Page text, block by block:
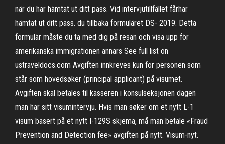
när du har hämtat ut ditt pass. Vid intervjutillfället fårhar
hämtat ut ditt pass. du tillbaka formuläret DS- 2019. Detta
formulär måste du ta med dig på resan och visa upp för
amerikanska immigrationen annars See full list on
ustraveldocs.com Avgiften innkreves kun for personen som
står som hovedsøker (principal applicant) på visumet.
Avgiften skal betales til kasseren i konsulseksjonen dagen
man har sitt visumintervju. Hvis man søker om et nytt L-1
visum basert på et nytt I-129S skjema, må man betale «Fraud
Prevention and Detection fee» avgiften på nytt. Visum-nyt.